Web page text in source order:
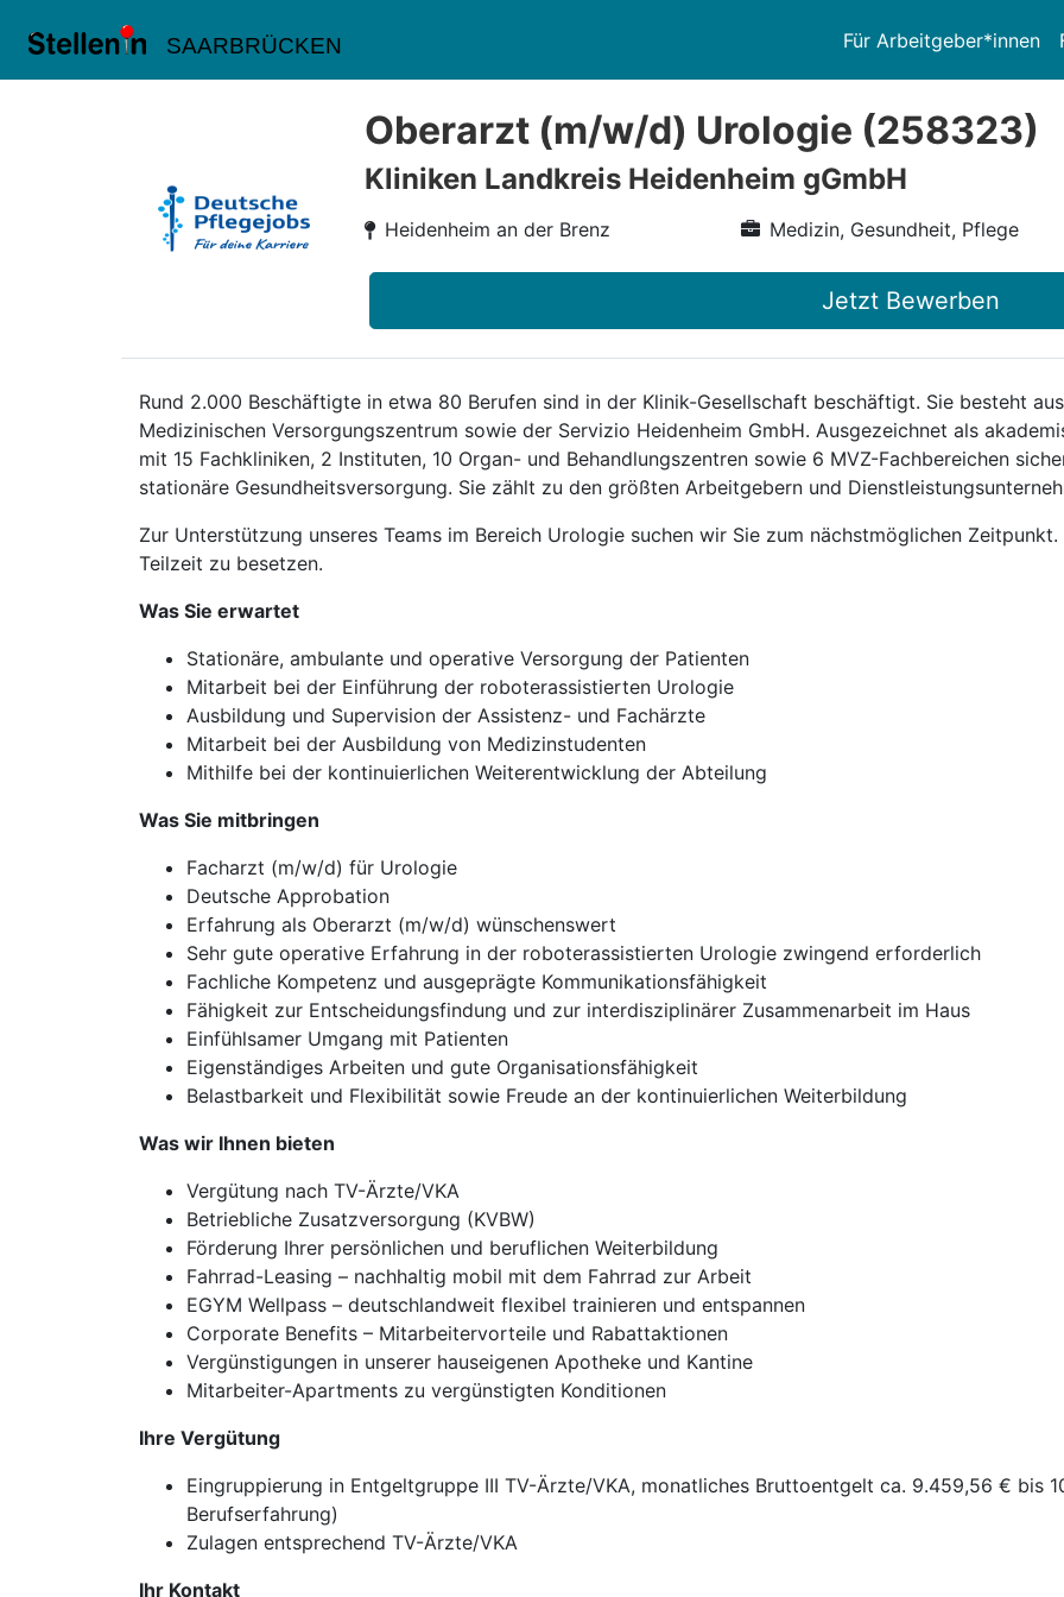
SAARBRÜCKEN Für Arbeitgeber*innen
Oberarzt (m/w/d) Urologie (258323)
Kliniken Landkreis Heidenheim gGmbH
Heidenheim an der Brenz Medizin, Gesundheit, Pflege
Jetzt Bewerben
Rund 2.000 Beschäftigte in etwa 80 Berufen sind in der Klinik-Gesellschaft beschäftigt. Sie besteht
Medizinischen Versorgungszentrum sowie der Servizio Heidenheim GmbH. Ausgezeichnet als
mit 15 Fachkliniken, 2 Instituten, 10 Organ- und Behandlungszentren sowie 6 MVZ-Fachbereichen
stationäre Gesundheitsversorgung. Sie zählt zu den größten Arbeitgebern und
Zur Unterstützung unseres Teams im Bereich Urologie suchen wir Sie zum nächstmöglichen
Teilzeit zu besetzen.
Was Sie erwartet
Stationäre, ambulante und operative Versorgung der Patienten
Mitarbeit bei der Einführung der roboterassistierten Urologie
Ausbildung und Supervision der Assistenz- und Fachärzte
Mitarbeit bei der Ausbildung von Medizinstudenten
Mithilfe bei der kontinuierlichen Weiterentwicklung der Abteilung
Was Sie mitbringen
Facharzt (m/w/d) für Urologie
Deutsche Approbation
Erfahrung als Oberarzt (m/w/d) wünschenswert
Sehr gute operative Erfahrung in der roboterassistierten Urologie zwingend erforderlich
Fachliche Kompetenz und ausgeprägte Kommunikationsfähigkeit
Fähigkeit zur Entscheidungsfindung und zur interdisziplinärer Zusammenarbeit im Haus
Einfühlsamer Umgang mit Patienten
Eigenständiges Arbeiten und gute Organisationsfähigkeit
Belastbarkeit und Flexibilität sowie Freude an der kontinuierlichen Weiterbildung
Was wir Ihnen bieten
Vergütung nach TV-Ärzte/VKA
Betriebliche Zusatzversorgung (KVBW)
Förderung Ihrer persönlichen und beruflichen Weiterbildung
Fahrrad-Leasing – nachhaltig mobil mit dem Fahrrad zur Arbeit
EGYM Wellpass – deutschlandweit flexibel trainieren und entspannen
Corporate Benefits – Mitarbeitervorteile und Rabattaktionen
Vergünstigungen in unserer hauseigenen Apotheke und Kantine
Mitarbeiter-Apartments zu vergünstigten Konditionen
Ihre Vergütung
Eingruppierung in Entgeltgruppe III TV-Ärzte/VKA, monatliches Bruttoentgelt ca. 9.459,56 € bis
Berufserfahrung)
Zulagen entsprechend TV-Ärzte/VKA
Ihr Kontakt